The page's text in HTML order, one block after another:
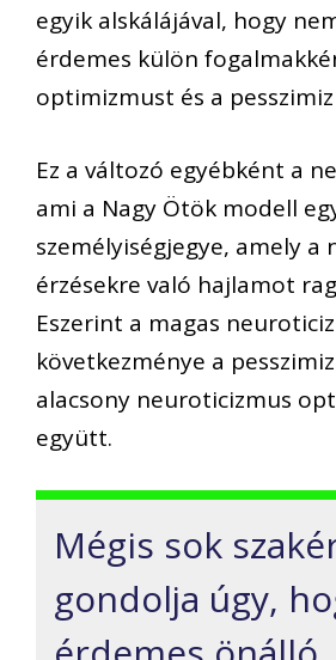
egyik alskálájával, hogy
érdemes külön
optimizmust és a
Ez a változó egyébként a
ami a Nagy Ötök modell
személyiségjegye, amely a
érzésekre való hajlamot
Eszerint a magas
következménye a
alacsony neuroticizmus
együtt.
Mégis sok
gondolja úgy,